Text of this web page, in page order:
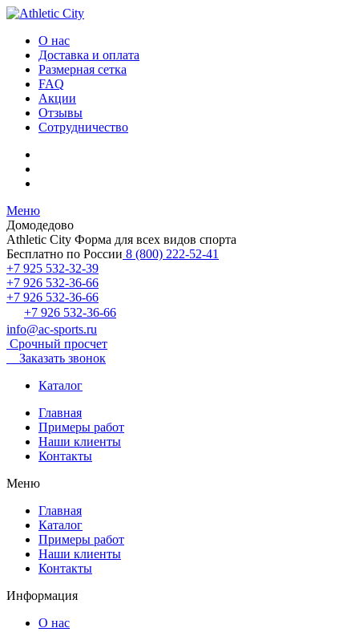
О нас
Доставка и оплата
Размерная сетка
FAQ
Акции
Отзывы
Сотрудничество
Меню
Домодедово
Athletic City Форма для всех видов спорта
Бесплатно по России 8 (800) 222-52-41
+7 925 532-32-39
+7 926 532-36-66
+7 926 532-36-66
+7 926 532-36-66
info@ac-sports.ru
Срочный просчет
Заказать звонок
Каталог
Главная
Примеры работ
Наши клиенты
Контакты
Меню
Главная
Каталог
Примеры работ
Наши клиенты
Контакты
Информация
О нас